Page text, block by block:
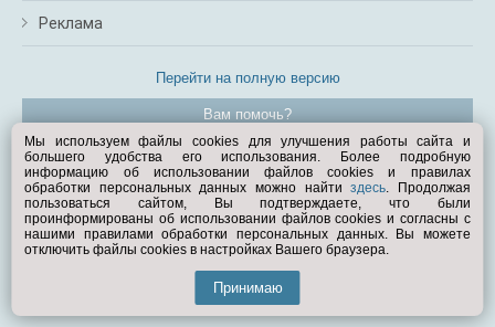
Реклама
Перейти на полную версию
Вам помочь?
© Exist.ru 1998—2026
Мы используем файлы cookies для улучшения работы сайта и
большего удобства его использования. Более подробную
информацию об использовании файлов cookies и правилах
обработки персональных данных можно найтиздесь. Продолжая
пользоваться сайтом, Вы подтверждаете, что были
проинформированы об использовании файлов cookies и согласны с
нашими правилами обработки персональных данных. Вы можете
отключить файлы cookies в настройках Вашего браузера.
Принимаю